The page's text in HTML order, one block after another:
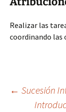
Realizar las
coordinando las
← Sucesión